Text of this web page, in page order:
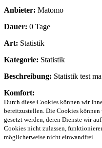
Anbieter: Matomo
Dauer: 0 Tage
Art: Statistik
Kategorie: Statistik
Beschreibung: Statistik test
Komfort:
Durch diese Cookies können wir
bereitzustellen. Die Cookies
gesetzt werden, deren Dienste wir
Cookies nicht zulassen,
möglicherweise nicht einwandfrei.